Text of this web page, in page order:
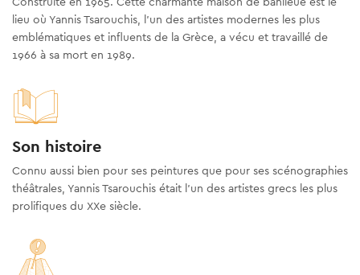
lieu où Yannis Tsarouchis, l’un des artistes modernes les plus
emblématiques et influents de la Grèce, a vécu et travaillé de
1966 à sa mort en 1989.
Son histoire
Connu aussi bien pour ses peintures que pour ses scénographies
théâtrales, Yannis Tsarouchis était l'un des artistes grecs les plus
prolifiques du XXe siècle.